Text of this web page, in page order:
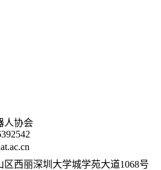
人协会
区西丽深圳大学城学苑大道1068号